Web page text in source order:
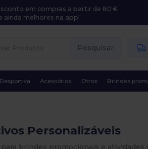
em compras a partir de 80 €
ainda melhores na app!
Pesquisar
Acessórios Otros Brindes
Personalizáveis
brindes promocionais e